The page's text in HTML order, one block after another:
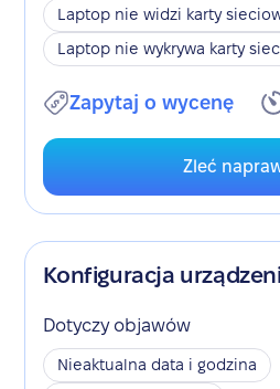
Laptop nie widzi karty
Laptop nie wykrywa karty
Zapytaj o wycenę
Zleć
Konfiguracja
Dotyczy objawów
Nieaktualna data i godzina